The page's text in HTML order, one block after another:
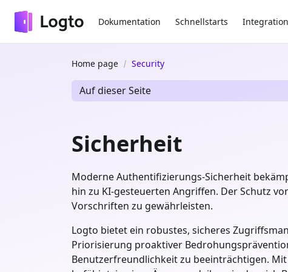
Dokumentation Schnellstarts
Home page Security
Auf dieser Seite
Sicherheit
Moderne Authentifizierungs-Sicherheit
hin zu KI-gesteuerten Angriffen. Der Schutz
Vorschriften zu gewährleisten.
Logto bietet ein robustes, sicheres
Priorisierung proaktiver
Benutzerfreundlichkeit zu beeinträchtigen.